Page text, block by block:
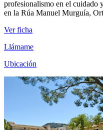
profesionalismo en el cuidado
en la Rúa Manuel Murguía,
Ver ficha
Llámame
Ubicación